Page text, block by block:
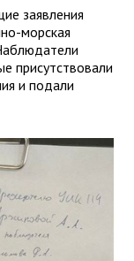
заявления
морская
присутствовали
и подали